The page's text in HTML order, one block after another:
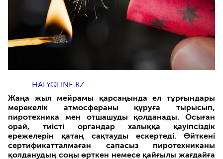
HALYQLINE.KZ
Жаңа жыл мейрамы қарсаңында ел тұрғындары
мерекелік атмосфераны құруға тырысып,
пиротехника мен отшашуды қолданады. Осыған
орай, тиісті органдар халыққа қауіпсіздік
ережелерін қатаң сақтауды ескертеді. Өйткені
сертификатталмаған сапасыз пиротехниканы
қолданудың соңы өрткен немесе қайғылы жағдайға